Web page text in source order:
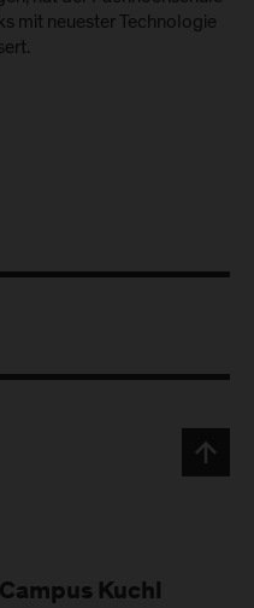
mit neuester Technologie
Campus Kuchl